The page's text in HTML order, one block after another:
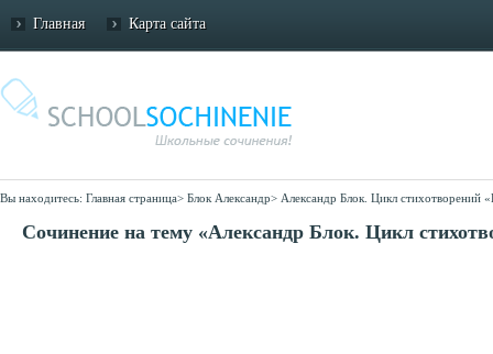
Главная Карта сайта
Вы находитесь: Главная страница> Блок Александр> Александр Блок. Цикл стихотворений
Сочинение на тему «Александр Блок. Цикл